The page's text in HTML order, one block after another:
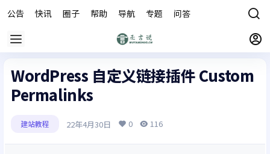
公告 快讯 圈子 帮助 导航 专题 问答
WordPress 自定义链接插件 Custom
Permalinks
建站教程 22年4月30日 0 116